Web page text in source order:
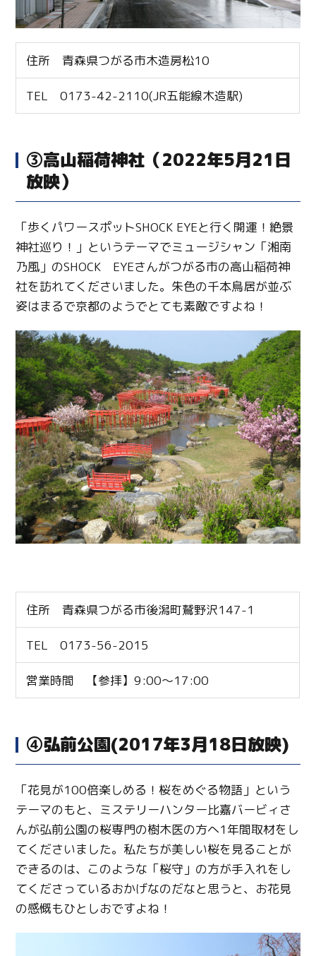
住所 青森県つがる市木造房松10
TEL 0173-42-2110(JR五能線木造駅)
③高山稲荷神社（2022年5月21日
放映）
「歩くパワースポットSHOCK EYEと行く開運！絶景
神社巡り！」というテーマでミュージシャン「湘南
乃風」のSHOCK EYEさんがつがる市の高山稲荷神
社を訪れてくださいました。朱色の千本鳥居が並ぶ
姿はまるで京都のようでとても素敵ですよね！
住所 青森県つがる市後潟町鷲野沢147-1
TEL 0173-56-2015
営業時間 【参拝】9:00～17:00
④弘前公園(2017年3月18日放映)
「花見が100倍楽しめる！桜をめぐる物語」という
テーマのもと、ミステリーハンター比嘉バービィさ
んが弘前公園の桜専門の樹木医の方へ1年間取材をし
てくださいました。私たちが美しい桜を見ることが
できるのは、このような「桜守」の方が手入れをし
てくださっているおかげなのだなと思うと、お花見
の感慨もひとしおですよね！
Facebook
Line
Copy URL